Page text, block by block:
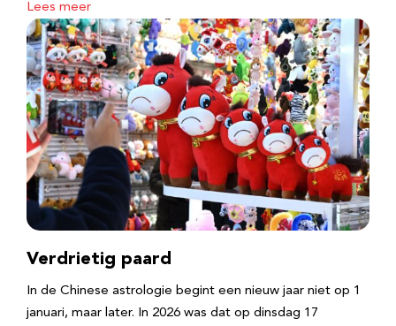
Lees meer
Verdrietig paard
In de Chinese astrologie begint een nieuw jaar niet op 1
januari, maar later. In 2026 was dat op dinsdag 17